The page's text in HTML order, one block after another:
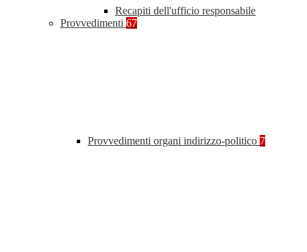
Recapiti dell'ufficio responsabile
Provvedimenti 67
Provvedimenti organi indirizzo-politico 7